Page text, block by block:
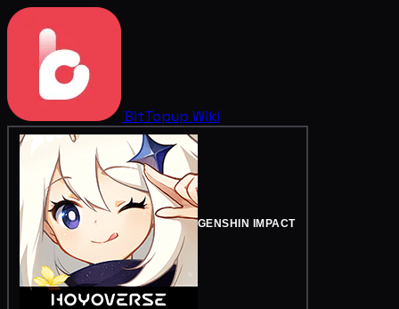
BitTopup Wiki
GENSHIN IMPACT